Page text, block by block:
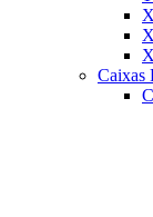
Caixas